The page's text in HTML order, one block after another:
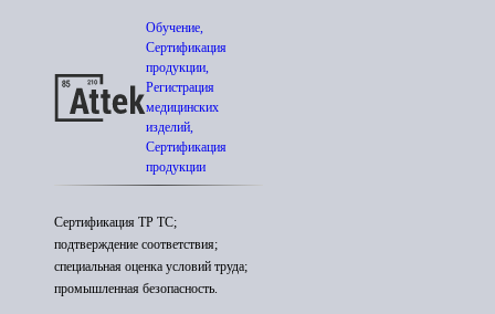
Обучение,
Сертификация
продукции,
Регистрация
медицинских
изделий,
Сертификация
продукции
Сертификация ТР ТС;
подтверждение соответствия;
специальная оценка условий труда;
промышленная безопасность.